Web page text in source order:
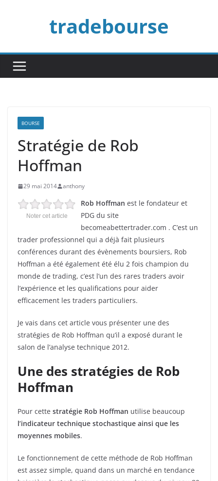
tradebourse
BOURSE
Stratégie de Rob
Hoffman
29 mai 2014 anthony
Noter cet article
Rob Hoffman est le fondateur et
PDG du site
becomeabettertrader.com . C’est un
trader professionnel qui a déjà fait plusieurs
conférences durant des évènements boursiers, Rob
Hoffman a été également été élu 2 fois champion du
monde de trading, c’est l’un des rares traders avoir
l’expérience et les qualifications pour aider
efficacement les traders particuliers.
Je vais dans cet article vous présenter une des
stratégies de Rob Hoffman qu’il a exposé durant le
salon de l’analyse technique 2012.
Une des stratégies de Rob
Hoffman
Pour cette stratégie Rob Hoffman utilise beaucoup
l’indicateur technique stochastique ainsi que les
moyennes mobiles.
Le fonctionnement de cette méthode de Rob Hoffman
est assez simple, quand dans un marché en tendance